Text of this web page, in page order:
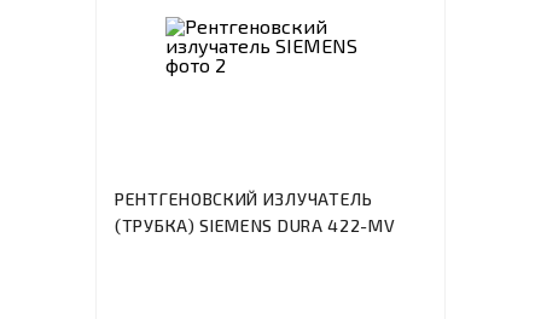
РЕНТГЕНОВСКИЙ ИЗЛУЧАТЕЛЬ
(ТРУБКА) SIEMENS DURA 422-MV